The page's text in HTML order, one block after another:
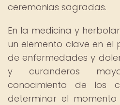
ceremonias sagradas.
En la medicina y
un elemento clave en el
de enfermedades y
y curanderos
conocimiento de los
determinar el